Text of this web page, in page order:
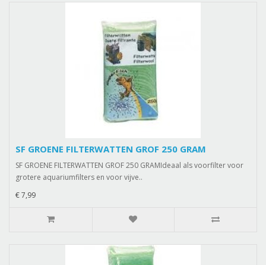
SF GROENE FILTERWATTEN GROF 250 GRAM
SF GROENE FILTERWATTEN GROF 250 GRAMIdeaal als voorfilter voor
grotere aquariumfilters en voor vijve..
€ 7,99